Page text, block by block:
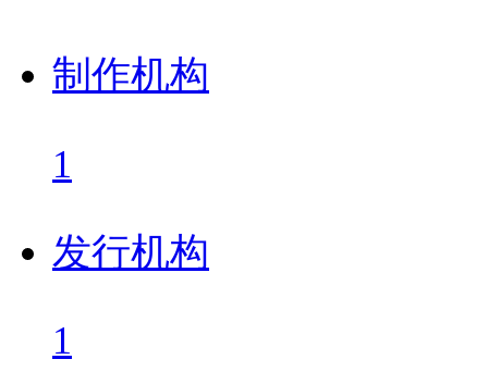
制作机构
1
发行机构
1